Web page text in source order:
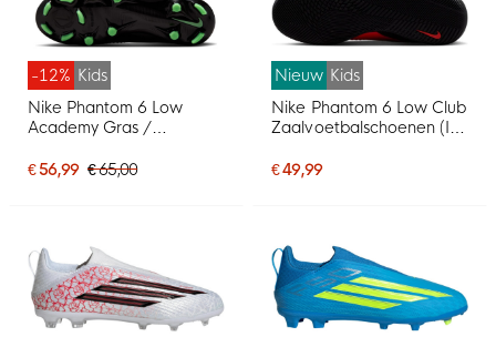
-12% Kids
Nike Phantom 6 Low
Academy Gras /
Voetbalschoenen (MG)
€ 56,99 € 65,00
Nieuw Kids
Nike Phantom 6 Low Club
Zaalvoetbalschoenen (IN)
€ 49,99